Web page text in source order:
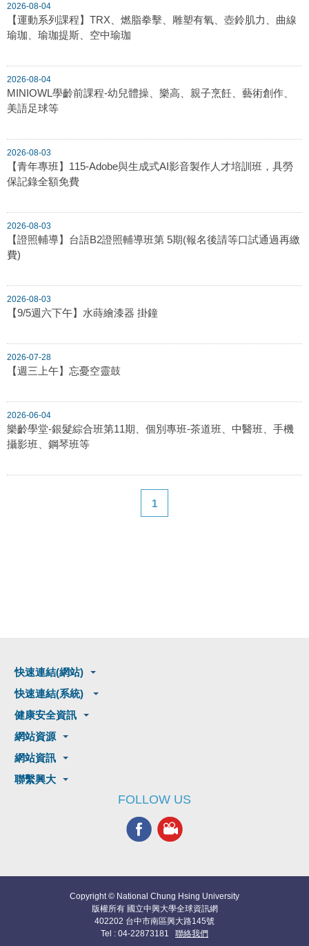
2026-08-04
【運動系列課程】TRX、燃脂拳擊、雕塑有氧、壺鈴肌力、曲線
瑜珈、瑜珈提斯、空中瑜珈
2026-08-04
MINIOWL學齡前課程-幼兒體操、樂高、親子烹飪、藝術創作、
美語足球等
2026-08-03
【青年專班】115-Adobe與生成式AI影音製作人才培訓班，具勞
保記錄全額免費
2026-08-03
【證照輔導】台語B2證照輔導班第 5期(報名後請等口試通過再繳
費)
2026-08-03
【9/5週六下午】水蒔繪漆器 掛鐘
2026-07-28
【週三上午】忘憂空靈鼓
2026-06-04
樂齡學堂-銀髮綜合班第11期、個別專班-茶道班、中醫班、手機
攝影班、鋼琴班等
1
快速連結(網站)
快速連結(系統)
健康安全資訊
網站資源
網站資訊
聯繫興大
FOLLOW US
Copyright © National Chung Hsing University
版權所有 國立中興大學全球資訊網
402202 台中市南區興大路145號
Tel : 04-22873181 聯絡我們